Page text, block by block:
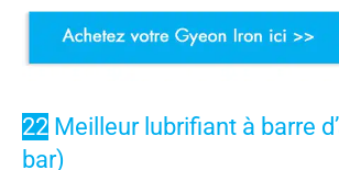
22 Meilleur lubrifiant à barre
bar)